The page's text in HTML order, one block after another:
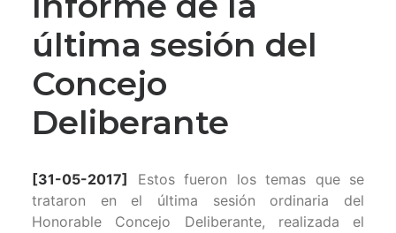
última sesión del
Concejo
Deliberante
[31-05-2017]
Estos fueron los temas que se
trataron en el última sesión ordinaria del
Honorable Concejo Deliberante, realizada el